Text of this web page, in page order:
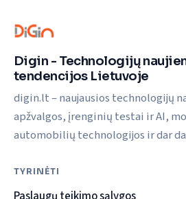
Digin - Technologijų
tendencijos Lietuvoje
digin.lt – naujausios technologijų
apžvalgos, įrenginių testai ir AI,
automobilių technologijos ir dar
TYRINĖTI